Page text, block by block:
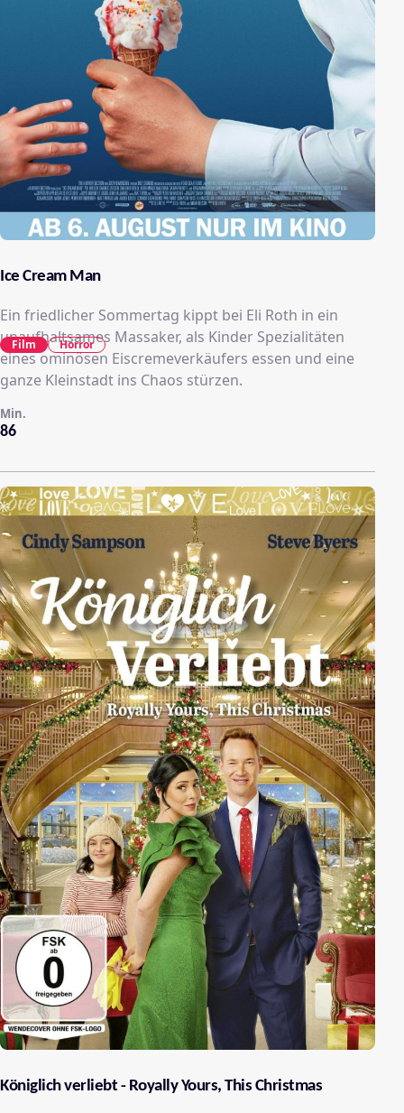
Ice Cream Man
Ein friedlicher Sommertag kippt bei Eli Roth in ein
unaufhaltsames Massaker, als Kinder Spezialitäten
eines ominösen Eiscremeverkäufers essen und eine
ganze Kleinstadt ins Chaos stürzen.
86
Min.
Film Horror
Königlich verliebt - Royally Yours, This Christmas